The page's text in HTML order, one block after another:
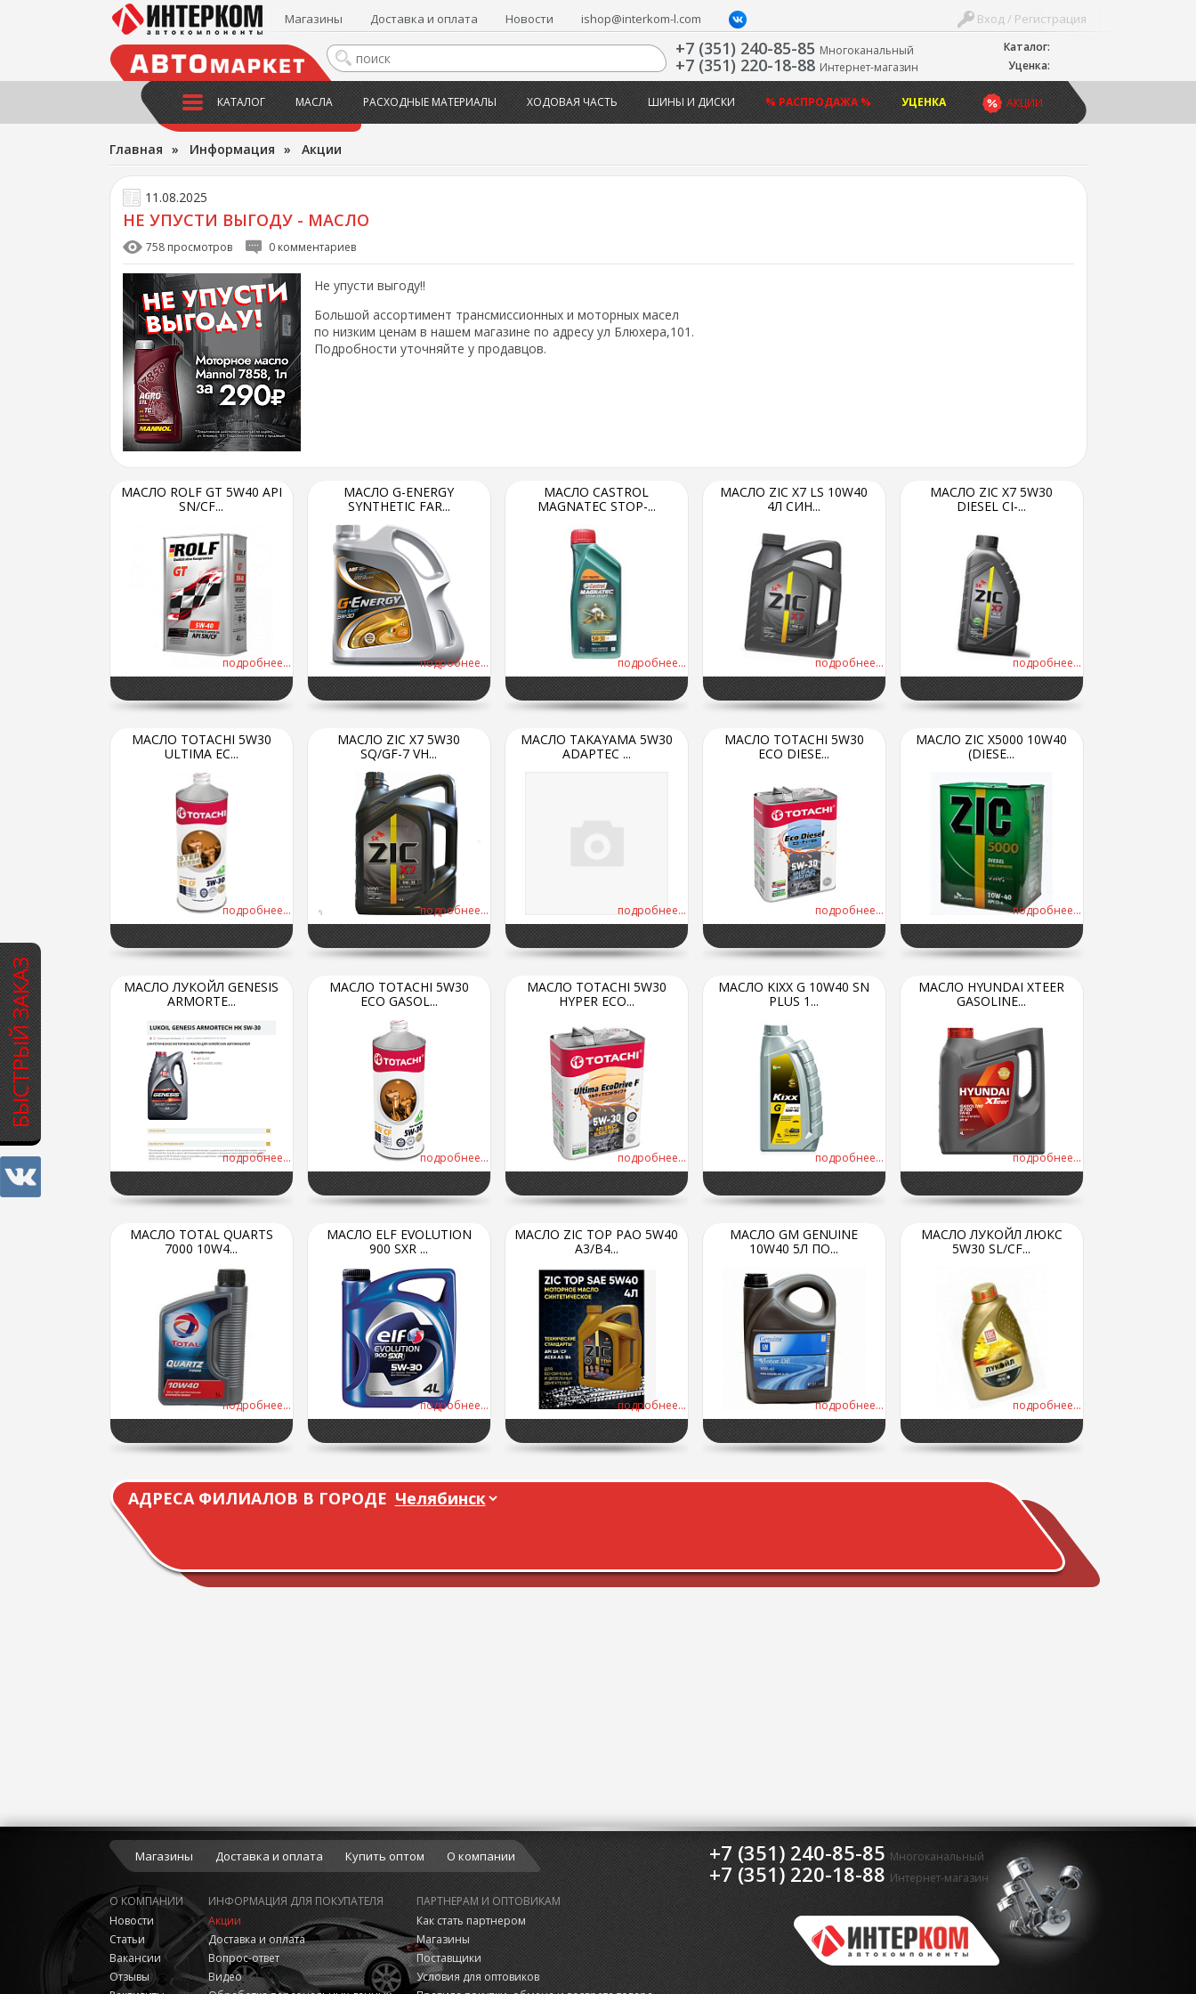
БЫСТРЫЙ ЗАКАЗ
Каталог:
Уценка:
Вход / Регистрация
Магазины Доставка и оплата Новости ishop@interkom-l.com
+7 (351) 240-85-85 Многоканальный
+7 (351) 220-18-88 Интернет-магазин
АКЦИИ
КАТАЛОГ МАСЛА РАСХОДНЫЕ МАТЕРИАЛЫ ХОДОВАЯ ЧАСТЬ ШИНЫ И ДИСКИ % РАСПРОДАЖА % УЦЕНКА
Главная » Информация » Акции
11.08.2025
НЕ УПУСТИ ВЫГОДУ - МАСЛО
758 просмотров 0 комментариев
Не упусти выгоду!!
Большой ассортимент трансмиссионных и моторных масел
по низким ценам в нашем магазине по адресу ул Блюхера,101.
Подробности уточняйте у продавцов.
МАСЛО ROLF GT 5W40 API
SN/CF...
подробнее...
МАСЛО G-ENERGY
SYNTHETIC FAR...
подробнее...
МАСЛО CASTROL
MAGNATEC STOP-...
подробнее...
МАСЛО ZIC X7 LS 10W40
4Л СИН...
подробнее...
МАСЛО ZIC X7 5W30
DIESEL CI-...
подробнее...
МАСЛО TOTACHI 5W30
ULTIMA EC...
подробнее...
МАСЛО ZIC X7 5W30
SQ/GF-7 VH...
подробнее...
МАСЛО TAKAYAMA 5W30
ADAPTEC ...
подробнее...
МАСЛО TOTACHI 5W30
ECO DIESE...
подробнее...
МАСЛО ZIC X5000 10W40
(DIESE...
подробнее...
МАСЛО ЛУКОЙЛ GENESIS
ARMORTE...
подробнее...
МАСЛО TOTACHI 5W30
ECO GASOL...
подробнее...
МАСЛО TOTACHI 5W30
HYPER ECO...
подробнее...
МАСЛО KIXX G 10W40 SN
PLUS 1...
подробнее...
МАСЛО HYUNDAI XTEER
GASOLINE...
подробнее...
МАСЛО TOTAL QUARTS
7000 10W4...
подробнее...
МАСЛО ELF EVOLUTION
900 SXR ...
подробнее...
МАСЛО ZIC TOP PAO 5W40
A3/B4...
подробнее...
МАСЛО GM GENUINE
10W40 5Л ПО...
подробнее...
МАСЛО ЛУКОЙЛ ЛЮКС
5W30 SL/СF...
подробнее...
АДРЕСА ФИЛИАЛОВ В ГОРОДЕ
Магазины Доставка и оплата Купить оптом О компании +7 (351) 240-85-85 Многоканальный
+7 (351) 220-18-88 Интернет-магазин
О КОМПАНИИ
Новости
Статьи
Вакансии
Отзывы
ИНФОРМАЦИЯ ДЛЯ ПОКУПАТЕЛЯ
Акции
Доставка и оплата
Вопрос-ответ
Видео
ПАРТНЕРАМ И ОПТОВИКАМ
Как стать партнером
Магазины
Поставщики
Условия для оптовиков